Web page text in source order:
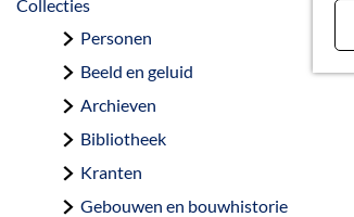
Collecties
Personen
Beeld en geluid
Archieven
Bibliotheek
Kranten
Gebouwen en bouwhistorie